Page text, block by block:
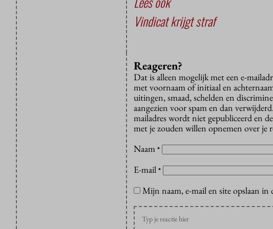
Vindicat krijgt straf
Reageren?
Dat is alleen mogelijk met een e-
met voornaam of initiaal en
uitingen, smaad, schelden en
aangezien voor spam en dan
mailadres wordt niet gepubliceerd en
met je zouden willen opnemen over je
Naam *
E-mail *
Mijn naam, e-mail en site opslaan in